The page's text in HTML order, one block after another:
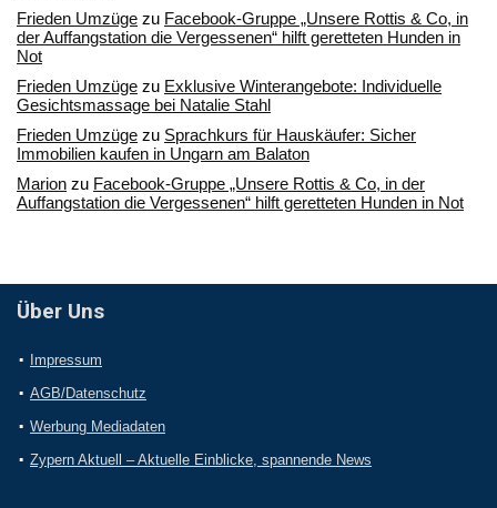
Frieden Umzüge zu Facebook-Gruppe „Unsere Rottis & Co, in
der Auffangstation die Vergessenen“ hilft geretteten Hunden in
Not
Frieden Umzüge zu Exklusive Winterangebote: Individuelle
Gesichtsmassage bei Natalie Stahl
Frieden Umzüge zu Sprachkurs für Hauskäufer: Sicher
Immobilien kaufen in Ungarn am Balaton
Marion zu Facebook-Gruppe „Unsere Rottis & Co, in der
Auffangstation die Vergessenen“ hilft geretteten Hunden in Not
Über Uns
Impressum
AGB/Datenschutz
Werbung Mediadaten
Zypern Aktuell – Aktuelle Einblicke, spannende News